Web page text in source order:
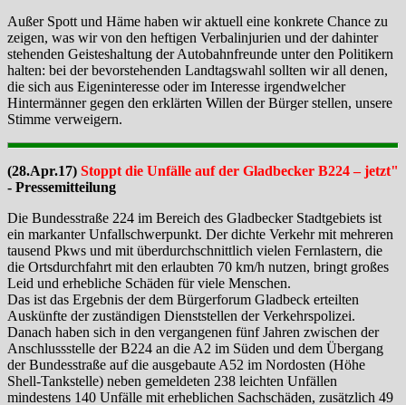
Außer Spott und Häme haben wir aktuell eine konkrete Chance zu
zeigen, was wir von den heftigen Verbalinjurien und der dahinter
stehenden Geisteshaltung der Autobahnfreunde unter den Politikern
halten: bei der bevorstehenden Landtagswahl sollten wir all denen,
die sich aus Eigeninteresse oder im Interesse irgendwelcher
Hintermänner gegen den erklärten Willen der Bürger stellen, unsere
Stimme verweigern.
(28.Apr.17) Stoppt die Unfälle auf der Gladbecker B224 – jetzt"
- Pressemitteilung
Die Bundesstraße 224 im Bereich des Gladbecker Stadtgebiets ist
ein markanter Unfallschwerpunkt. Der dichte Verkehr mit mehreren
tausend Pkws und mit überdurchschnittlich vielen Fernlastern, die
die Ortsdurchfahrt mit den erlaubten 70 km/h nutzen, bringt großes
Leid und erhebliche Schäden für viele Menschen.
Das ist das Ergebnis der dem Bürgerforum Gladbeck erteilten
Auskünfte der zuständigen Dienststellen der Verkehrspolizei.
Danach haben sich in den vergangenen fünf Jahren zwischen der
Anschlussstelle der B224 an die A2 im Süden und dem Übergang
der Bundesstraße auf die ausgebaute A52 im Nordosten (Höhe
Shell-Tankstelle) neben gemeldeten 238 leichten Unfällen
mindestens 140 Unfälle mit erheblichen Sachschäden, zusätzlich 49